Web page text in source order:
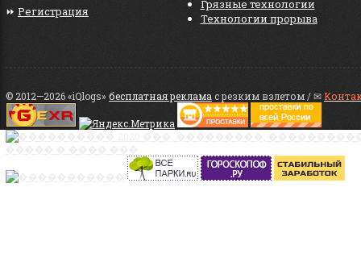
⏩ Регистрация
Грязные технологии
Технологии прорыва
© 2012—2026 «iQlogs» бесплатная реклама с резким взлетом / ✉